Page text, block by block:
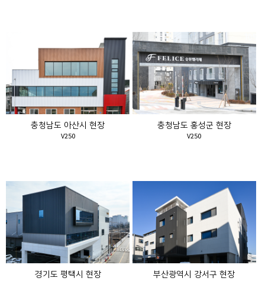
충청남도 아산시 현장
V250
충청남도 홍성군 현장
V250
경기도 평택시 현장 부산광역시 강서구 현장